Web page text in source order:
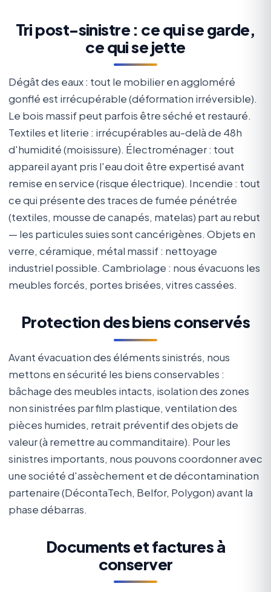
Tri post-sinistre : ce qui se garde,
ce qui se jette
Dégât des eaux : tout le mobilier en aggloméré
gonflé est irrécupérable (déformation irréversible).
Le bois massif peut parfois être séché et restauré.
Textiles et literie : irrécupérables au-delà de 48h
d'humidité (moisissure). Électroménager : tout
appareil ayant pris l'eau doit être expertisé avant
remise en service (risque électrique). Incendie : tout
ce qui présente des traces de fumée pénétrée
(textiles, mousse de canapés, matelas) part au rebut
— les particules suies sont cancérigènes. Objets en
verre, céramique, métal massif : nettoyage
industriel possible. Cambriolage : nous évacuons les
meubles forcés, portes brisées, vitres cassées.
Protection des biens conservés
Avant évacuation des éléments sinistrés, nous
mettons en sécurité les biens conservables :
bâchage des meubles intacts, isolation des zones
non sinistrées par film plastique, ventilation des
pièces humides, retrait préventif des objets de
valeur (à remettre au commanditaire). Pour les
sinistres importants, nous pouvons coordonner avec
une société d'assèchement et de décontamination
partenaire (DécontaTech, Belfor, Polygon) avant la
phase débarras.
Documents et factures à
conserver